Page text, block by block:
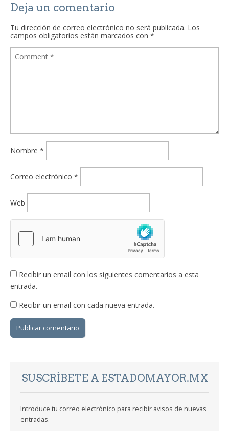
Deja un comentario
Tu dirección de correo electrónico no será publicada. Los
campos obligatorios están marcados con *
Nombre *
Correo electrónico *
Web
Recibir un email con los siguientes comentarios a esta
entrada.
Recibir un email con cada nueva entrada.
SUSCRÍBETE A ESTADOMAYOR.MX
Introduce tu correo electrónico para recibir avisos de nuevas
entradas.